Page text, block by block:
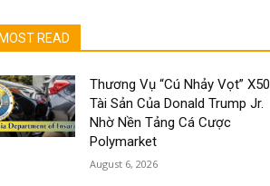
MOST READ
Thương Vụ “Cú Nhảy Vọt” X50
Tài Sản Của Donald Trump Jr.
Nhờ Nền Tảng Cá Cược
Polymarket
August 6, 2026